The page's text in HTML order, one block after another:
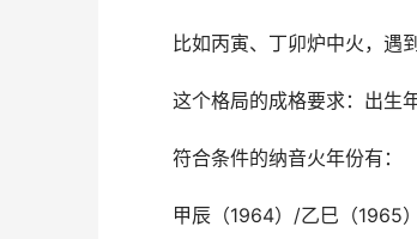
比如丙寅、丁卯炉中火，遇
这个格局的成格要求：出生
符合条件的纳音火年份有：
甲辰（1964）/乙巳（1965）